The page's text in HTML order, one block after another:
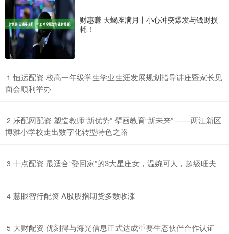
财惠赚 天蝎座满月丨小心冲突爆发与钱财损
耗！
1 ​恒运配资 校高一年级学生学业生涯发展规划指导讲座暨家长见
面会顺利举办
2 ​乐配网配资 塑造教师“新优势” 擘画教育“新未来” ——两江新区
博雅小学校走出数字化转型特色之路
3 ​十点配资 最适合“娶回家”的3大星座女，温婉可人，超级旺夫
4 ​慧眼智行配资 A股股指期货多数收涨
5 ​大财配资 优刻得与海光信息正式达成重要生态伙伴合作认证